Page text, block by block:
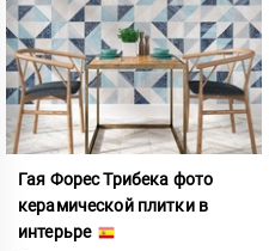
Гая Форес Трибека фото
керамической плитки в
интерьре